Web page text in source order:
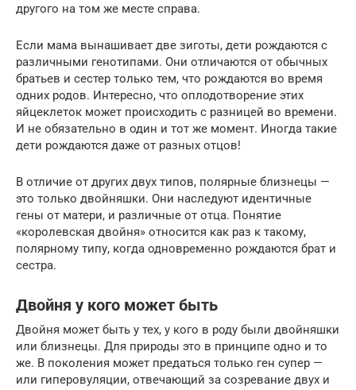
другого на том же месте справа.
Если мама вынашивает две зиготы, дети рождаются с
различными генотипами. Они отличаются от обычных
братьев и сестер только тем, что рождаются во время
одних родов. Интересно, что оплодотворение этих
яйцеклеток может происходить с разницей во времени.
И не обязательно в один и тот же момент. Иногда такие
дети рождаются даже от разных отцов!
В отличие от других двух типов, полярные близнецы —
это только двойняшки. Они наследуют идентичные
гены от матери, и различные от отца. Понятие
«королевская двойня» относится как раз к такому,
полярному типу, когда одновременно рождаются брат и
сестра.
Двойня у кого может быть
Двойня может быть у тех, у кого в роду были двойняшки
или близнецы. Для природы это в принципе одно и то
же. В поколения может предаться только ген супер —
или гиперовуляции, отвечающий за созревание двух и